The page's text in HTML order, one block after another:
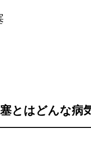
とはどんな病